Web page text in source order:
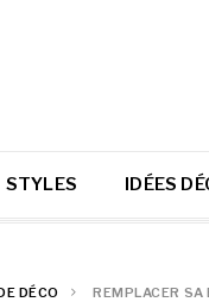
STYLES IDÉES
DÉCO REMPLACER SA